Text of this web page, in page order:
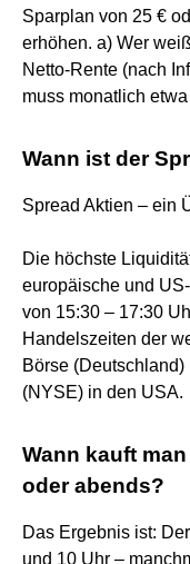
Sparplan von 25 €
erhöhen. a) Wer
Netto-Rente (nach
muss monatlich
Wann ist der
Spread Aktien – ein
Die höchste
europäische und
von 15:30 – 17:30
Handelszeiten der
Börse
(NYSE) in den USA.
Wann kauft
oder abends?
Das Ergebnis ist:
und 10 Uhr –